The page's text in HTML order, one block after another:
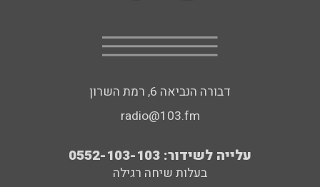
דבורה הנביאה 6, רמת השרון
radio@103.fm
עלייה לשידור: 0552-103-103
בעלות שיחה רגילה